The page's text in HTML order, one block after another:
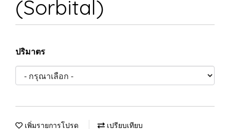
(Sorbital)
ปริมาตร
เพิ่มรายการโปรด เปรียบเทียบ